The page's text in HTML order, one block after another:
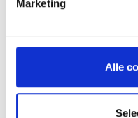
Marketing
Alle